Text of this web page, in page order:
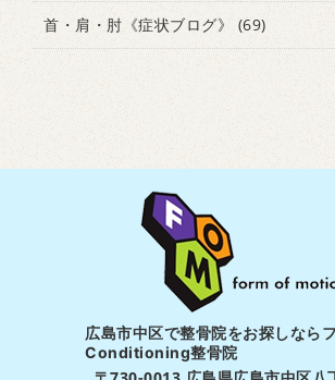
首・肩・肘《症状ブログ》 (69)
広島市中区で整骨院をお探しなら
Conditioning整骨院